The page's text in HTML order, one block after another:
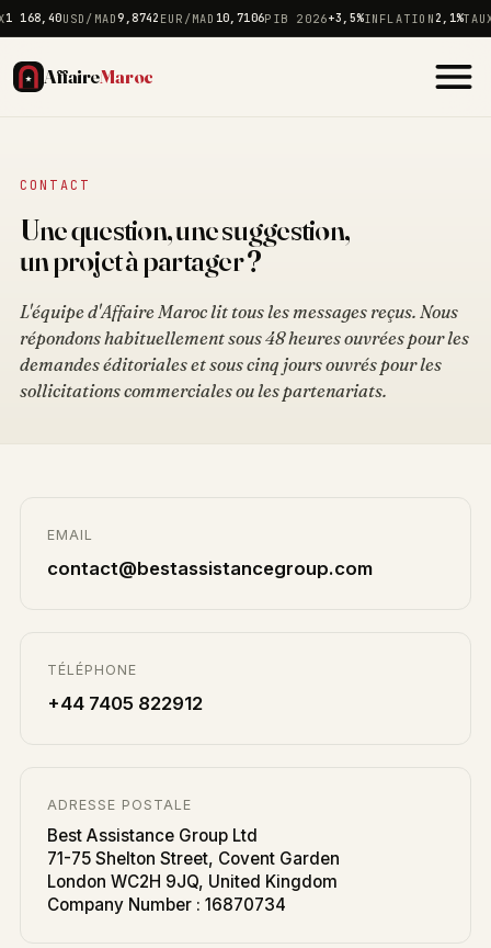
1 168,40USD/MAD9,8742EUR/MAD10,7106PIB 2026+3,5%INFLATION2,1%
AffaireMaroc
CONTACT
Une question, une suggestion,
un projet à partager ?
L'équipe d'Affaire Maroc lit tous les messages reçus. Nous
répondons habituellement sous 48 heures ouvrées pour les
demandes éditoriales et sous cinq jours ouvrés pour les
sollicitations commerciales ou les partenariats.
EMAIL
contact@bestassistancegroup.com
TÉLÉPHONE
+44 7405 822912
ADRESSE POSTALE
Best Assistance Group Ltd
71-75 Shelton Street, Covent Garden
London WC2H 9JQ, United Kingdom
Company Number : 16870734